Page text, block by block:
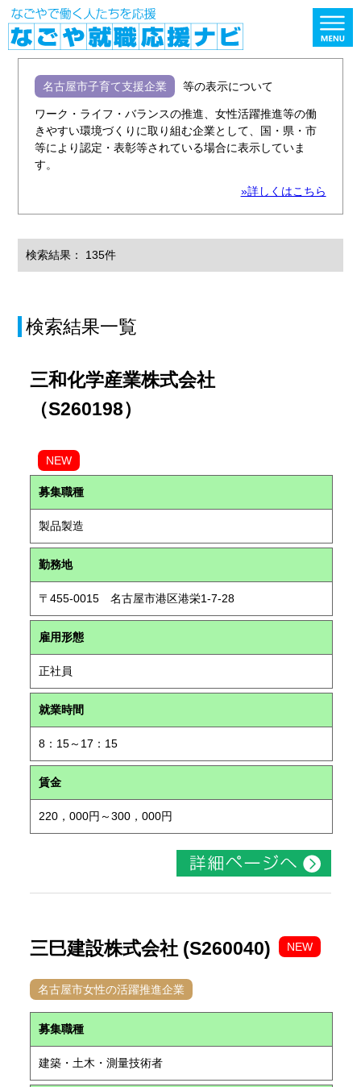
名古屋市子育て支援企業 等の表示について
ワーク・ライフ・バランスの推進、女性活躍推進等の働
きやすい環境づくりに取り組む企業として、国・県・市
等により認定・表彰等されている場合に表示していま
す。
»詳しくはこちら
検索結果： 135件
検索結果一覧
三和化学産業株式会社
（S260198）
NEW
募集職種
製品製造
勤務地
〒455-0015 名古屋市港区港栄1-7-28
雇用形態
正社員
就業時間
8：15～17：15
賃金
220，000円～300，000円
三巳建設株式会社 (S260040) NEW
名古屋市女性の活躍推進企業
募集職種
建築・土木・測量技術者